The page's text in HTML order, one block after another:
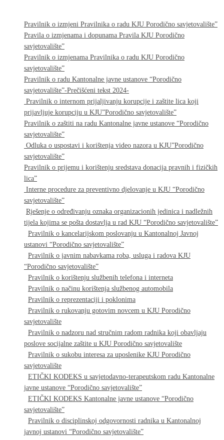
Pravilnik o izmjeni Pravilnika o radu KJU Porodično savjetovalište”
Pravila o izmjenama i dopunama Pravila KJU Porodično
savjetovalište”
Pravilnik o izmjenama Pravilnika o radu KJU Porodično
savjetovalište”
Pravilnik o radu Kantonalne javne ustanove “Porodično
savjetovalište”-Prečišćeni tekst 2024-
Pravilnik o internom prijaljivanju korupcije i zaštite lica koji
prijavljuje korupciju u KJU”Porodično savjetovalište”
Pravilnik o zaštiti na radu Kantonalne javne ustanove “Porodično
savjetovalište”
Odluka o uspostavi i korištenja video nazora u KJU”Porodično
savjetovalište”
Pravilnik o prijemu i korištenju sredstava donacija pravnih i fizičkih
lica”
Interne procedure za preventivno djelovanje u KJU “Porodično
savjetovalište”
Rješenje o određivanju oznaka organizacionih jedinica i nadležnih
tijela kojima se pošta dostavlja u rad KJU “Porodično savjetovalište”
Pravilnik o kancelarijskom poslovanju u Kantonalnoj Javnoj
ustanovi “Porodično savjetovalište”
Pravilnik o javnim nabavkama roba, usluga i radova KJU
“Porodično savjetovalište”
Pravilnik o korištenju službenih telefona i interneta
Pravilnik o načinu korištenja službenog automobila
Pravilnik o reprezentaciji i poklonima
Pravilnik o rukovanju gotovim novcem u KJU Porodično
savjetovalište
Pravilnik o nadzoru nad stručnim radom radnika koji obavljaju
poslove socijalne zaštite u KJU Porodično savjetovalište
Pravilnik o sukobu interesa za uposlenike KJU Porodično
savjetovalište
ETIČKI KODEKS u savjetodavno-terapeutskom radu Kantonalne
javne ustanove “Porodično savjetovalište”
ETIČKI KODEKS Kantonalne javne ustanove “Porodično
savjetovalište”
Pravilnik o disciplinskoj odgovornosti radnika u Kantonalnoj
javnoj ustanovi “Porodično savjetovalište”